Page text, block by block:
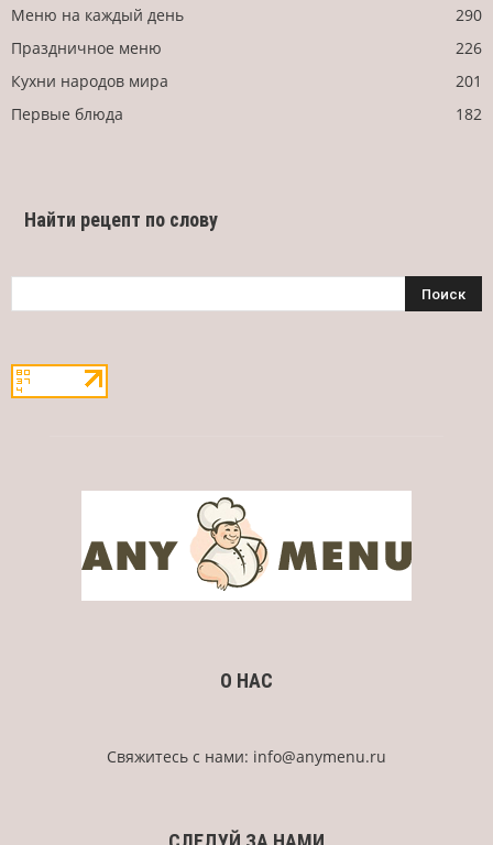
Меню на каждый день
290
Праздничное меню
226
Кухни народов мира
201
Первые блюда
182
Найти рецепт по слову
О НАС
Свяжитесь с нами: info@anymenu.ru